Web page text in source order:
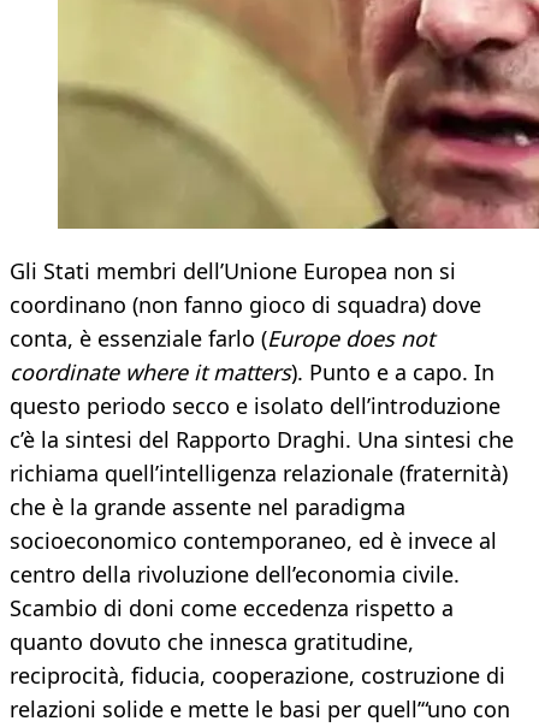
Gli Stati membri dell’Unione Europea non si
coordinano (non fanno gioco di squadra) dove
conta, è essenziale farlo (Europe does not
coordinate where it matters). Punto e a capo. In
questo periodo secco e isolato dell’introduzione
c’è la sintesi del Rapporto Draghi. Una sintesi che
richiama quell’intelligenza relazionale (fraternità)
che è la grande assente nel paradigma
socioeconomico contemporaneo, ed è invece al
centro della rivoluzione dell’economia civile.
Scambio di doni come eccedenza rispetto a
quanto dovuto che innesca gratitudine,
reciprocità, fiducia, cooperazione, costruzione di
relazioni solide e mette le basi per quell’“uno con